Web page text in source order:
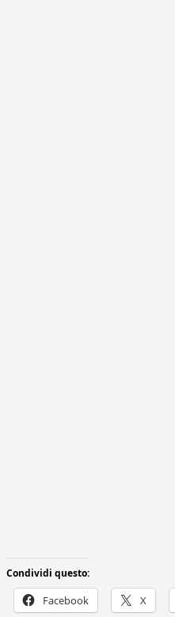
Condividi questo:
Facebook X